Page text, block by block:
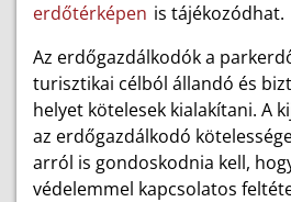
erdőtérképen is tájékozódhat.
Az erdőgazdálkodók a
turisztikai célból állandó és
helyet kötelesek kialakítani. A
az erdőgazdálkodó
arról is gondoskodnia kell,
védelemmel kapcsolatos